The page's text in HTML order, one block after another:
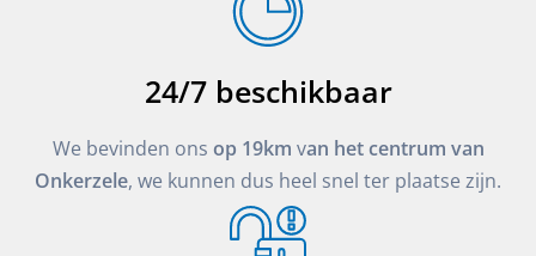
24/7 beschikbaar
We bevinden ons op 19km van het centrum van
Onkerzele, we kunnen dus heel snel ter plaatse zijn.